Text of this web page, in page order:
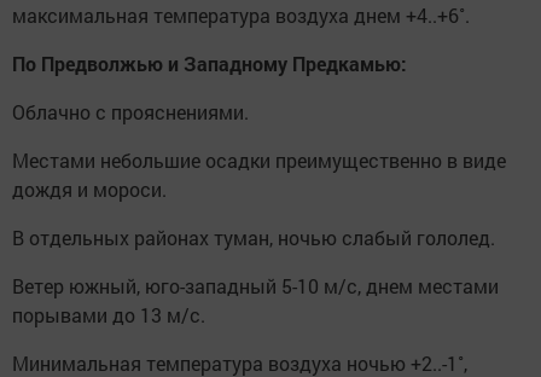
максимальная температура воздуха днем +4..+6˚.
По Предволжью и Западному Предкамью:
Облачно с прояснениями.
Местами небольшие осадки преимущественно в виде
дождя и мороси.
В отдельных районах туман, ночью слабый гололед.
Ветер южный, юго-западный 5-10 м/с, днем местами
порывами до 13 м/с.
Минимальная температура воздуха ночью +2..-1˚,